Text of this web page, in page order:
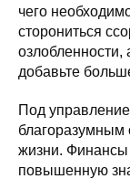
чего
сторониться
озлобленности,
добавьте
Под
благоразумным
жизни.
повышенную